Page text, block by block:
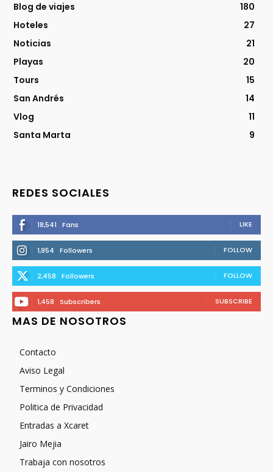
Blog de viajes
180
Hoteles
27
Noticias
21
Playas
20
Tours
15
San Andrés
14
Vlog
11
Santa Marta
9
REDES SOCIALES
18,541 Fans LIKE
1,954 Followers FOLLOW
2,458 Followers FOLLOW
1,458 Subscribers SUBSCRIBE
MAS DE NOSOTROS
Contacto
Aviso Legal
Terminos y Condiciones
Politica de Privacidad
Entradas a Xcaret
Jairo Mejia
Trabaja con nosotros